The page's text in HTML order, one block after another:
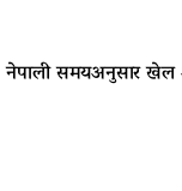
। नेपाली